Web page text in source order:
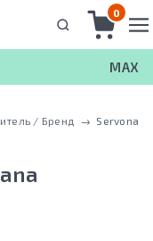
0
MAX
/ Бренд → Servona